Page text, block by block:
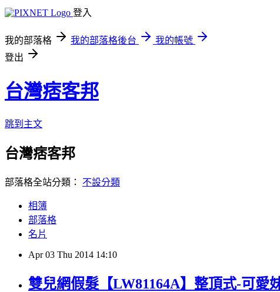
登入
我的部落格 我的部落格後台
我的帳號
登出
台灣痞客邦
跳到主文
台灣痞客邦
部落格全站分類： 不設分類
相簿
部落格
名片
Apr 03 Thu 2014 14:10
雙兒網假髮【LW81164A】整頂式-可愛